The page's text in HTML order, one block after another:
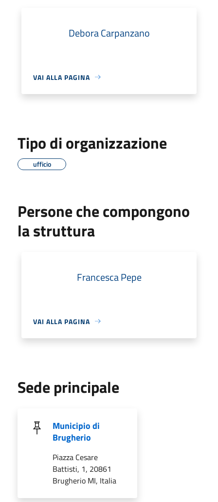
Debora Carpanzano
VAI ALLA PAGINA
Tipo di organizzazione
ufficio
Persone che compongono
la struttura
Francesca Pepe
VAI ALLA PAGINA
Sede principale
Municipio di
Brugherio
Piazza Cesare
Battisti, 1, 20861
Brugherio MI, Italia